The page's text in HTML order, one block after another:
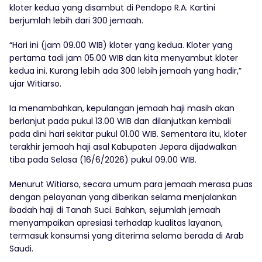
kloter kedua yang disambut di Pendopo R.A. Kartini
berjumlah lebih dari 300 jemaah.
“Hari ini (jam 09.00 WIB) kloter yang kedua. Kloter yang
pertama tadi jam 05.00 WIB dan kita menyambut kloter
kedua ini. Kurang lebih ada 300 lebih jemaah yang hadir,”
ujar Witiarso.
Ia menambahkan, kepulangan jemaah haji masih akan
berlanjut pada pukul 13.00 WIB dan dilanjutkan kembali
pada dini hari sekitar pukul 01.00 WIB. Sementara itu, kloter
terakhir jemaah haji asal Kabupaten Jepara dijadwalkan
tiba pada Selasa (16/6/2026) pukul 09.00 WIB.
Menurut Witiarso, secara umum para jemaah merasa puas
dengan pelayanan yang diberikan selama menjalankan
ibadah haji di Tanah Suci. Bahkan, sejumlah jemaah
menyampaikan apresiasi terhadap kualitas layanan,
termasuk konsumsi yang diterima selama berada di Arab
Saudi.